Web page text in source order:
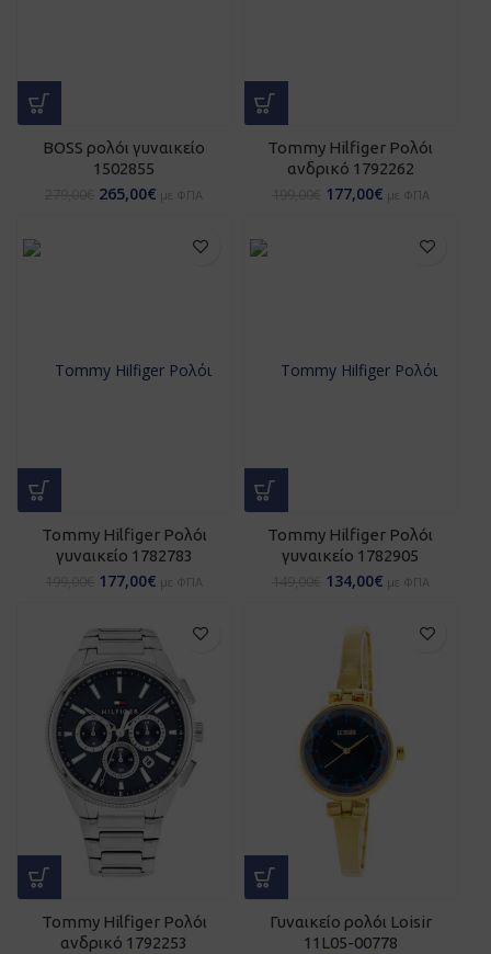
BOSS ρολόι γυναικείο
1502855
265,00€ με ΦΠΑ
Tommy Hilfiger Ρολόι
ανδρικό 1792262
177,00€ με ΦΠΑ
Tommy Hilfiger Ρολόι
γυναικείο 1782783
177,00€ με ΦΠΑ
Tommy Hilfiger Ρολόι
γυναικείο 1782905
134,00€ με ΦΠΑ
Tommy Hilfiger Ρολόι
ανδρικό 1792253
Γυναικείο ρολόι Loisir
11L05-00778